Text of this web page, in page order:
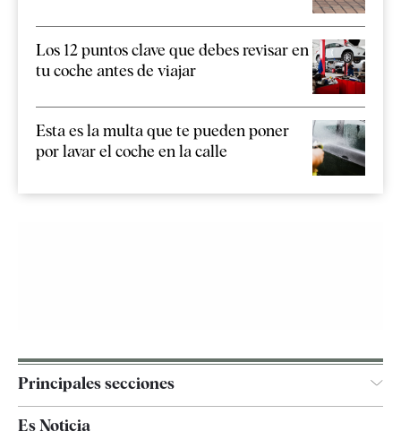
Los 12 puntos clave que debes revisar en
tu coche antes de viajar
Esta es la multa que te pueden poner
por lavar el coche en la calle
Principales secciones
Es Noticia